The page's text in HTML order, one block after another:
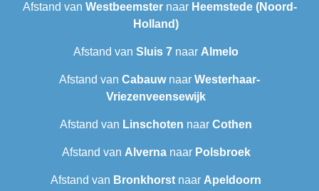
Afstand van Westbeemsternaar Heemstede (Noord-
Holland)
Afstand van Sluis 7 naar Almelo
Afstand van Cabauwnaar Westerhaar-
Vriezenveensewijk
Afstand van Linschoten naar Cothen
Afstand van Alvernanaar Polsbroek
Afstand van Bronkhorst naar Apeldoorn